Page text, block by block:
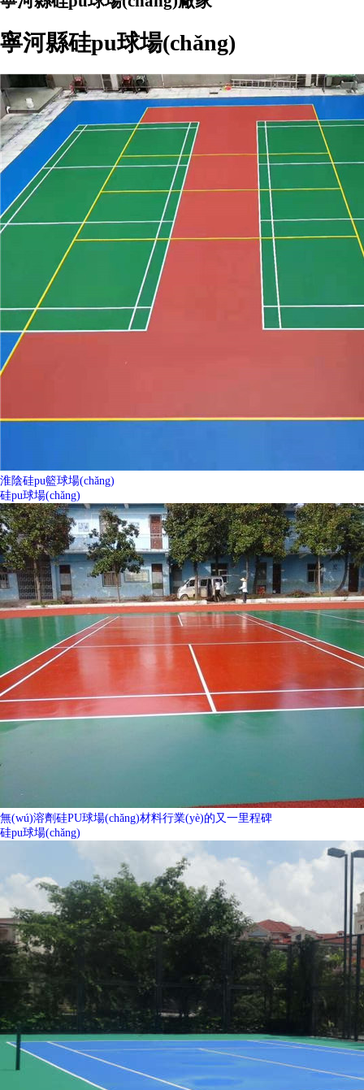
寧河縣硅pu球場(chǎng)
淮陰硅pu籃球場(chǎng)
硅pu球場(chǎng)
無(wú)溶劑硅PU球場(chǎng)材料行業(yè)的又一里程碑
硅pu球場(chǎng)